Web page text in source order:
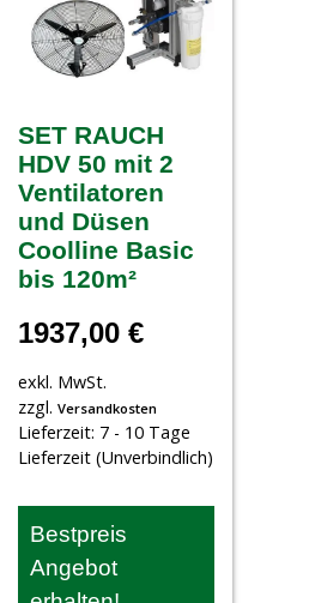
SET RAUCH
HDV 50 mit 2
Ventilatoren
und Düsen
Coolline Basic
bis 120m²
1937,00 €
exkl. MwSt.
zzgl. Versandkosten
Lieferzeit: 7 - 10 Tage
Lieferzeit (Unverbindlich)
Bestpreis
Angebot